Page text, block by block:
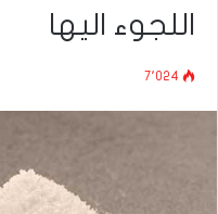
اللجوء اليها
7٬024